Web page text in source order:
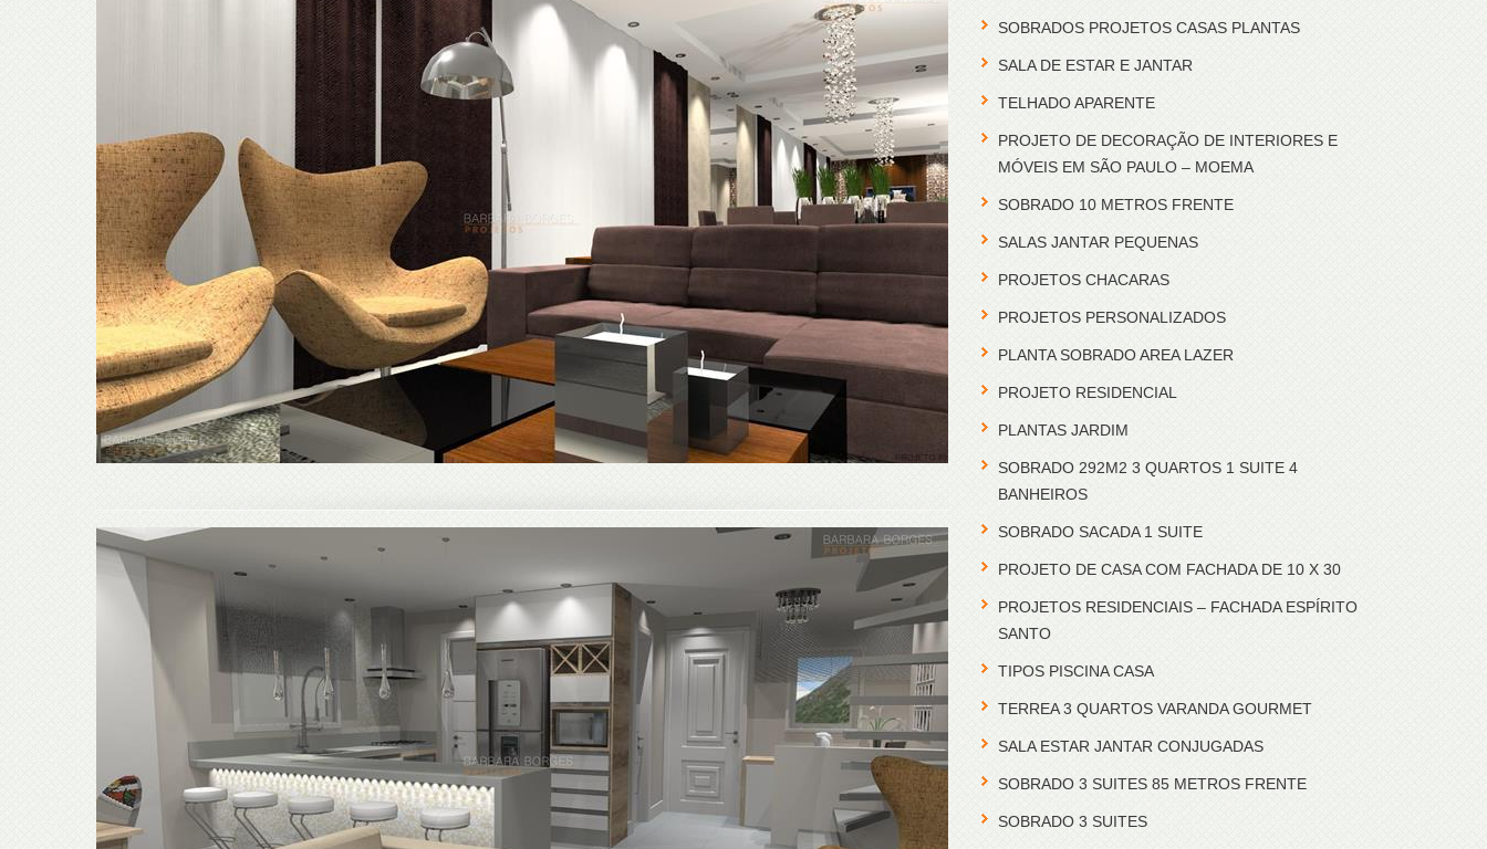
SOBRADOS PROJETOS CASAS PLANTAS
SALA DE ESTAR E JANTAR
TELHADO APARENTE
PROJETO DE DECORAÇÃO DE INTERIORES E
MÓVEIS EM SÃO PAULO – MOEMA
SOBRADO 10 METROS FRENTE
SALAS JANTAR PEQUENAS
PROJETOS CHACARAS
PROJETOS PERSONALIZADOS
PLANTA SOBRADO AREA LAZER
PROJETO RESIDENCIAL
PLANTAS JARDIM
SOBRADO 292M2 3 QUARTOS 1 SUITE 4
BANHEIROS
SOBRADO SACADA 1 SUITE
PROJETO DE CASA COM FACHADA DE 10 X 30
PROJETOS RESIDENCIAIS – FACHADA ESPÍRITO
SANTO
TIPOS PISCINA CASA
TERREA 3 QUARTOS VARANDA GOURMET
SALA ESTAR JANTAR CONJUGADAS
SOBRADO 3 SUITES 85 METROS FRENTE
SOBRADO 3 SUITES